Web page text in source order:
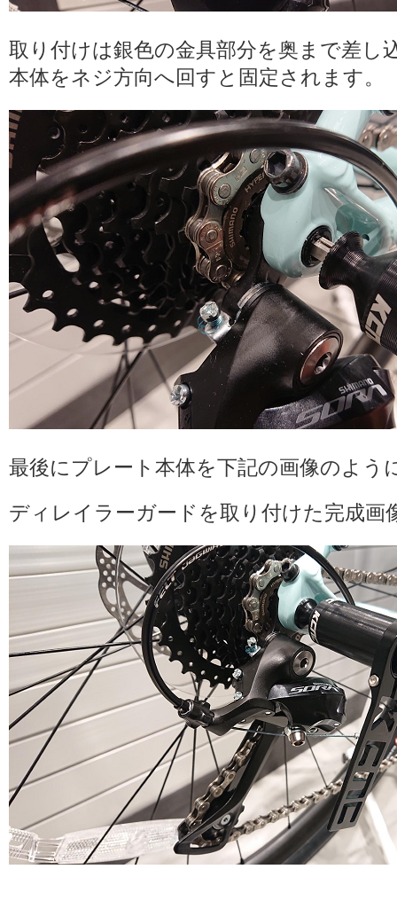
取り付けは銀色の金具部分を奥まで差し
本体をネジ方向へ回すと固定されます。
最後にプレート本体を下記の画像のよう
ディレイラーガードを取り付けた完成画